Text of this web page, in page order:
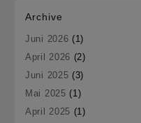
Archive
Juni 2026 (1)
April 2026 (2)
Juni 2025 (3)
Mai 2025 (1)
April 2025 (1)